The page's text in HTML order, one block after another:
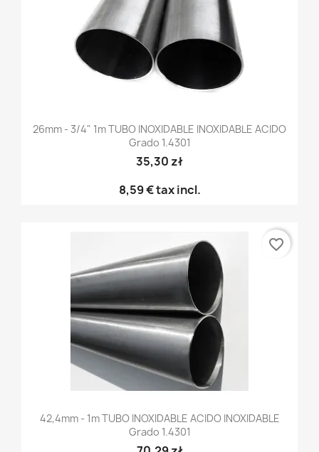
26mm - 3/4" 1m TUBO INOXIDABLE INOXIDABLE ACIDO
Grado 1.4301
35,30 zł
8,59 €tax incl.
42,4mm - 1m TUBO INOXIDABLE ACIDO INOXIDABLE
Grado 1.4301
favorite_border